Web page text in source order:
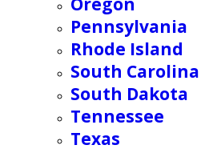
Pennsylvania
Rhode Island
South Carolina
South Dakota
Tennessee
Texas